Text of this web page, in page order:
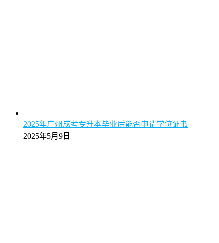
2025年广州成考专升本毕业后能否申请学位证书
2025年5月9日